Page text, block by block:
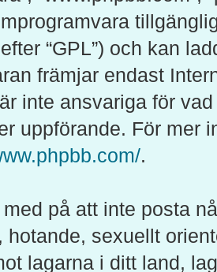
“GPL”) och kan
främjar endast
inte ansvariga för
uppförande. För mer
.
med på att inte posta
hotande, sexuellt
lagarna i ditt land,